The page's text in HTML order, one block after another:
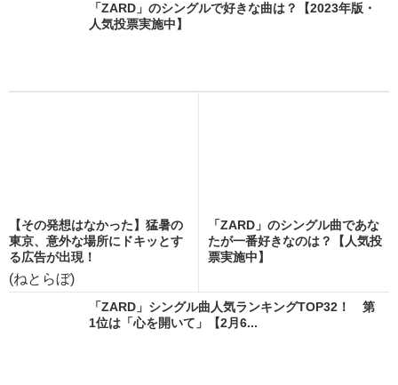
「ZARD」のシングルで好きな曲は？【2023年版・
人気投票実施中】
【その発想はなかった】猛暑の
東京、意外な場所にドキッとす
る広告が出現！
(ねとらぼ)
「ZARD」のシングル曲であな
たが一番好きなのは？【人気投
票実施中】
「ZARD」シングル曲人気ランキングTOP32！ 第
1位は「心を開いて」【2月6...